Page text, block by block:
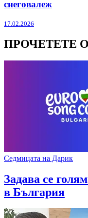
снеговалеж
17.02.2026
ПРОЧЕТЕТЕ
Седмицата на Дарик
Задава се
в България